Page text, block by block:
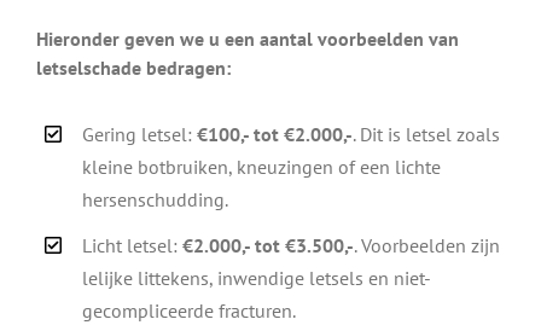
Hieronder geven we u een aantal voorbeelden van
letselschade bedragen:
Gering letsel:€100,- tot €2.000,-. Dit is letsel zoals
kleine botbruiken, kneuzingen of een lichte
hersenschudding.
Licht letsel:€2.000,- tot €3.500,-. Voorbeelden zijn
lelijke littekens, inwendige letsels en niet-
gecompliceerde fracturen.